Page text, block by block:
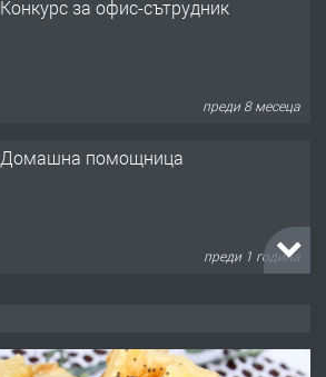
Конкурс за офис-сътрудник
преди 8 месеца
Домашна помощница
преди 1 година